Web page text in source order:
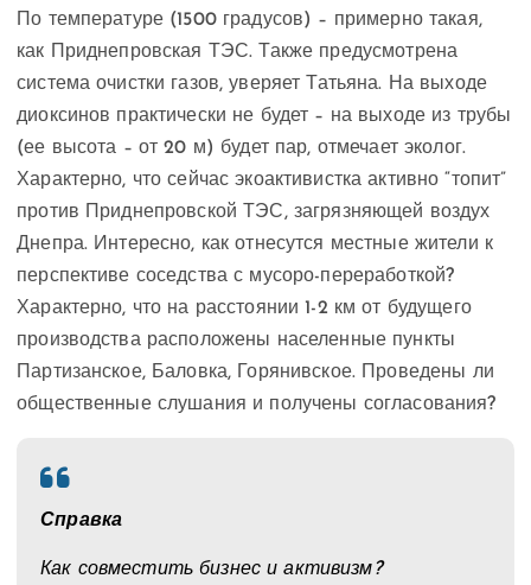
По температуре (1500 градусов) – примерно такая,
как Приднепровская ТЭС. Также предусмотрена
система очистки газов, уверяет Татьяна. На выходе
диоксинов практически не будет – на выходе из трубы
(ее высота – от 20 м) будет пар, отмечает эколог.
Характерно, что сейчас экоактивистка активно “топит”
против Приднепровской ТЭС, загрязняющей воздух
Днепра. Интересно, как отнесутся местные жители к
перспективе соседства с мусоро-переработкой?
Характерно, что на расстоянии 1-2 км от будущего
производства расположены населенные пункты
Партизанское, Баловка, Горянивское. Проведены ли
общественные слушания и получены согласования?
Справка
Как совместить бизнес и активизм?